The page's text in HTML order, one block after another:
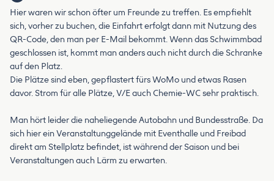
Hier waren wir schon öfter um Freunde zu treffen. Es empfiehlt
sich, vorher zu buchen, die Einfahrt erfolgt dann mit Nutzung des
QR-Code, den man per E-Mail bekommt. Wenn das Schwimmbad
geschlossen ist, kommt man anders auch nicht durch die Schranke
auf den Platz.
Die Plätze sind eben, gepflastert fürs WoMo und etwas Rasen
davor. Strom für alle Plätze, V/E auch Chemie-WC sehr praktisch.
Man hört leider die naheliegende Autobahn und Bundesstraße. Da
sich hier ein Veranstaltunggelände mit Eventhalle und Freibad
direkt am Stellplatz befindet, ist während der Saison und bei
Veranstaltungen auch Lärm zu erwarten.